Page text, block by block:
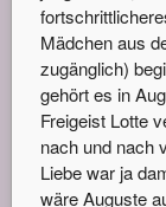
Mädchen aus
zugänglich)
gehört es in
Freigeist Lotte
nach und nach
Liebe war ja
wäre Auguste